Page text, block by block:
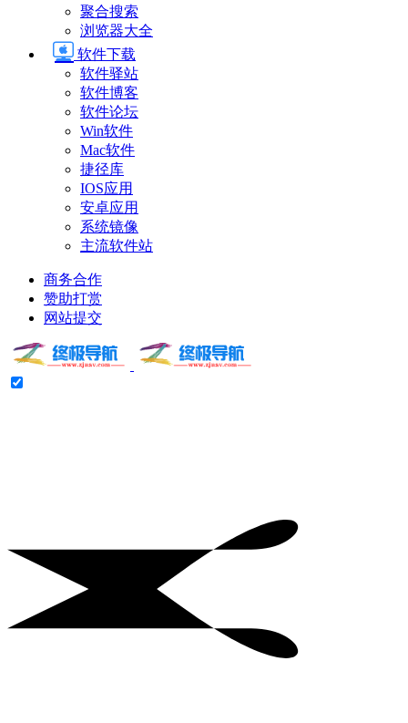
聚合搜索
浏览器大全
软件下载
软件驿站
软件博客
软件论坛
Win软件
Mac软件
捷径库
IOS应用
安卓应用
系统镜像
主流软件站
商务合作
赞助打赏
网站提交